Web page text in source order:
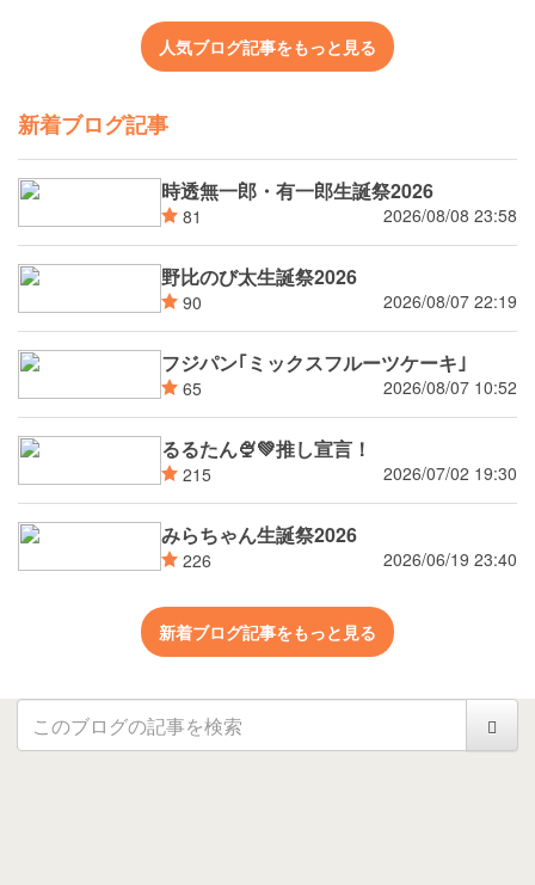
人気ブログ記事をもっと見る
新着ブログ記事
時透無一郎・有一郎生誕祭2026
81 2026/08/08 23:58
野比のび太生誕祭2026
90 2026/08/07 22:19
フジパン｢ミックスフルーツケーキ｣
65 2026/08/07 10:52
るるたん🍨‪💚推し宣言！
215 2026/07/02 19:30
みらちゃん生誕祭2026
226 2026/06/19 23:40
新着ブログ記事をもっと見る